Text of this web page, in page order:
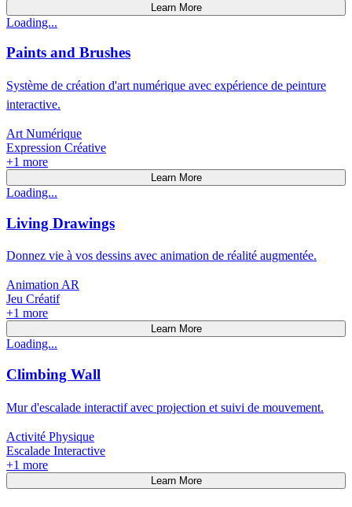
Learn More
Loading...
Paints and Brushes
Système de création d'art numérique avec expérience de peinture
interactive.
Art Numérique
Expression Créative
+1 more
Learn More
Loading...
Living Drawings
Donnez vie à vos dessins avec animation de réalité augmentée.
Animation AR
Jeu Créatif
+1 more
Learn More
Loading...
Climbing Wall
Mur d'escalade interactif avec projection et suivi de mouvement.
Activité Physique
Escalade Interactive
+1 more
Learn More